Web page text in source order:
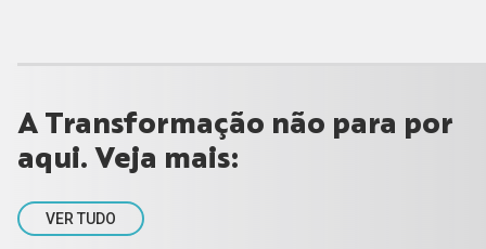
A Transformação não para por
aqui. Veja mais:
VER TUDO